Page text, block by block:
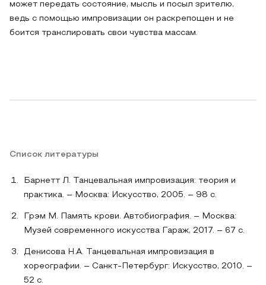
может передать состояние, мысль и посыл зрителю,
ведь с помощью импровизации он раскрепощен и не
боится транслировать свои чувства массам.
Список литературы
Барнетт Л. Танцевальная импровизация: теория и
практика. – Москва: Искусство, 2005. – 98 с.
Грэм М. Память крови. Автобиография. – Москва:
Музей современного искусства Гараж, 2017. – 67 с.
Денисова Н.А. Танцевальная импровизация в
хореографии. – Санкт-Петербург: Искусство, 2010. –
52 с.